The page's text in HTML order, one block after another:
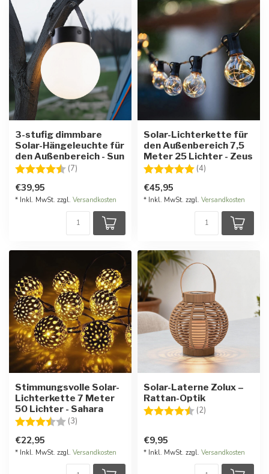
3-stufig dimmbare
Solar-Hängeleuchte für
den Außenbereich - Sun
Bewertung:
(7) 4.7 von 5 Sternen
€39,95
* Inkl. MwSt. zzgl. Versandkosten
Solar-Lichterkette für
den Außenbereich 7,5
Meter 25 Lichter - Zeus
Bewertung:
(4)
€45,95
* Inkl. MwSt. zzgl. Versandkosten
Stimmungsvolle Solar-
Lichterkette 7 Meter
50 Lichter - Sahara
Bewertung:
(3)
€22,95
* Inkl. MwSt. zzgl. Versandkosten
Solar-Laterne Zolux –
Rattan-Optik
Bewertung:
(2)
€9,95
* Inkl. MwSt. zzgl. Versandkosten